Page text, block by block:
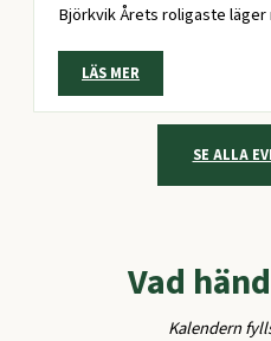
Björkvik Årets roligaste
LÄS MER
SE ALLA
Vad
Kalendern